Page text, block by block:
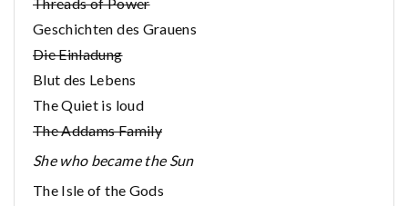
Geschichten des Grauens
Die Einladung
Blut des Lebens
The Quiet is loud
The Addams Family
She who became the Sun
The Isle of the Gods